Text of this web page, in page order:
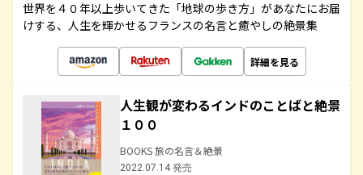
世界を４０年以上歩いてきた「地球の歩き方」があなたにお届
けする、人生を輝かせるフランスの名言と癒やしの絶景集
詳細を見る
人生観が変わるインドのことばと絶景
１００
BOOKS 旅の名言＆絶景
2022.07.14 発売